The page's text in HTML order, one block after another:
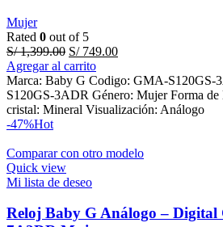
Mujer
Rated 0 out of 5
S/1,399.00 Original
price
was:
S/ 1,399.00.
S/749.00Current
is:
S/ 749.00.
Agregar al carrito
Marca: Baby G Codigo: GMA-
S120GS-3ADR Género: Mujer Forma
cristal: Mineral Visualización: Análogo
-47%Hot
Comparar con otro modelo
Quick view
Mi lista de deseo
Reloj Baby G Análogo –